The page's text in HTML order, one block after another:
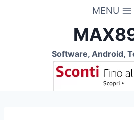
MENU
Software, Android,